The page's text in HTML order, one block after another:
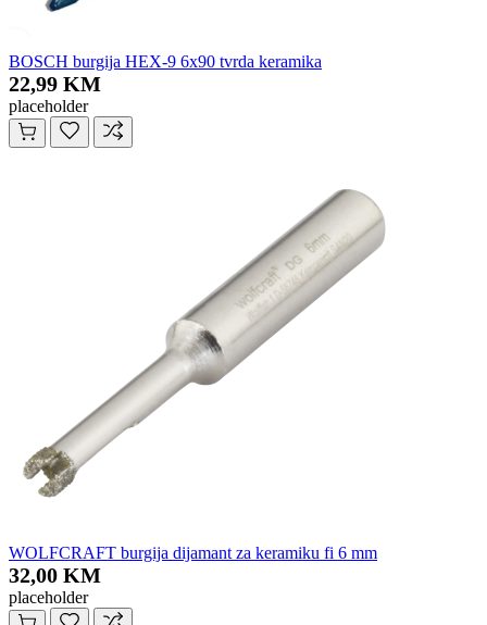
BOSCH burgija HEX-9 6x90 tvrda keramika
22,99 KM
placeholder
WOLFCRAFT burgija dijamant za keramiku fi 6 mm
32,00 KM
placeholder